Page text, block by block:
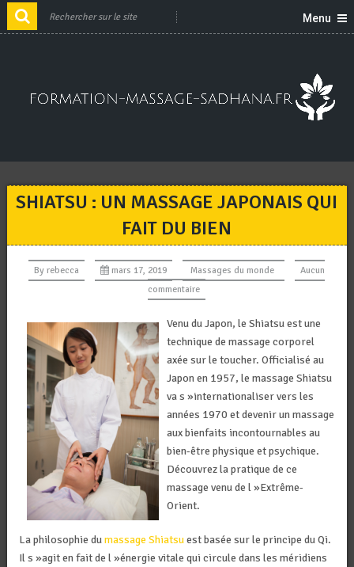
Menu
SHIATSU : UN MASSAGE JAPONAIS QUI
FAIT DU BIEN
Byrebecca mars 17, 2019 Massages du monde
Aucun
commentaire
Venu du Japon, le Shiatsu est une
technique de massage corporel
axée sur le toucher. Officialisé au
Japon en 1957, le massage Shiatsu
va s »internationaliser vers les
années 1970 et devenir un massage
aux bienfaits incontournables au
bien-être physique et psychique.
Découvrez la pratique de ce
massage venu de l »Extrême-
Orient.
La philosophie dumassage Shiatsuest basée sur le principe du Qi.
Il s »agit en fait de l »énergie vitale qui circule dans les méridiens